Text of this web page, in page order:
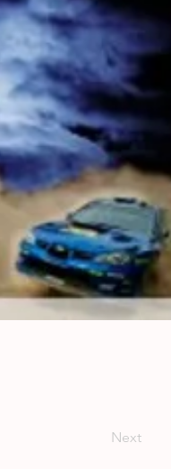
Next